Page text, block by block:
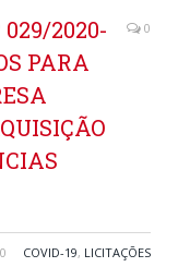
029/2020-
PARA
0
COVID-19, LICITAÇÕES